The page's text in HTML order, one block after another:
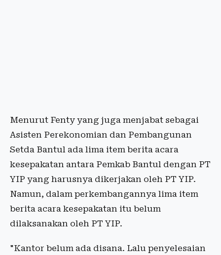
Menurut Fenty yang juga menjabat sebagai
Asisten Perekonomian dan Pembangunan
Setda Bantul ada lima item berita acara
kesepakatan antara Pemkab Bantul dengan PT
YIP yang harusnya dikerjakan oleh PT YIP.
Namun, dalam perkembangannya lima item
berita acara kesepakatan itu belum
dilaksanakan oleh PT YIP.
"Kantor belum ada disana. Lalu penyelesaian